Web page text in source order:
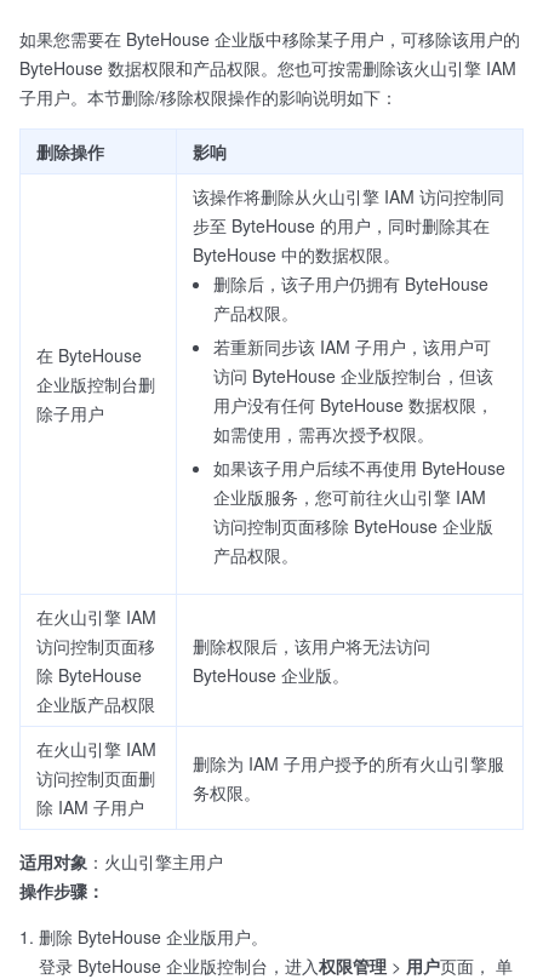
如果您需要在 ByteHouse 企业版中移除某子用户，可移除该用户的
ByteHouse 数据权限和产品权限。您也可按需删除该火山引擎 IAM
子用户。本节删除/移除权限操作的影响说明如下：
删除操作 影响
在 ByteHouse
企业版控制台删
除子用户
该操作将删除从火山引擎 IAM 访问控制同
步至 ByteHouse 的用户，同时删除其在
ByteHouse 中的数据权限。
删除后，该子用户仍拥有 ByteHouse
产品权限。
若重新同步该 IAM 子用户，该用户可
访问 ByteHouse 企业版控制台，但该
用户没有任何 ByteHouse 数据权限，
如需使用，需再次授予权限。
如果该子用户后续不再使用 ByteHouse
企业版服务，您可前往火山引擎 IAM
访问控制页面移除 ByteHouse 企业版
产品权限。
在火山引擎 IAM
访问控制页面移
除 ByteHouse
企业版产品权限
删除权限后，该用户将无法访问
ByteHouse 企业版。
在火山引擎 IAM
访问控制页面删
除 IAM 子用户
删除为 IAM 子用户授予的所有火山引擎服
务权限。
适用对象 ：火山引擎主用户
操作步骤：
删除 ByteHouse 企业版用户。
登录 ByteHouse 企业版控制台，进入权限管理 > 用户页面， 单